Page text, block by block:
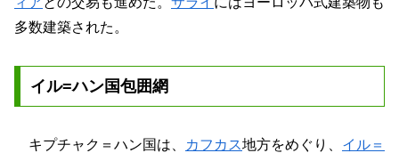
多数建築された。
イル=ハン国包囲網
キプチャク＝ハン国は、 カフカス地方をめぐり、 イル＝